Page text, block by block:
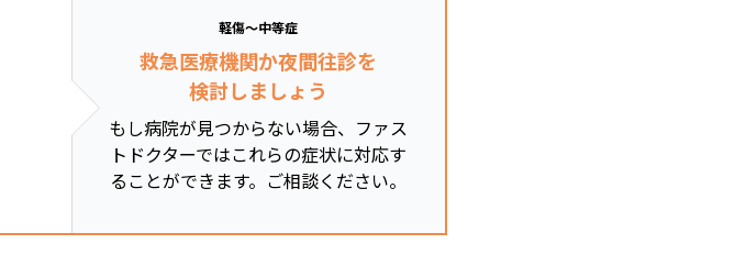
軽傷～中等症
救急医療機関か夜間往診を
検討しましょう
もし病院が見つからない場合、ファス
トドクターではこれらの症状に対応す
ることができます。ご相談ください。